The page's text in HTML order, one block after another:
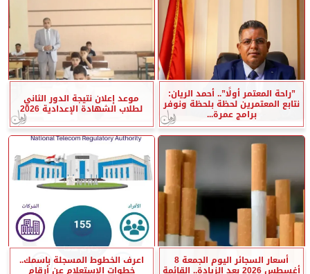
”راحة المعتمر أولًا”.. أحمد الريان:
نتابع المعتمرين لحظة بلحظة ونوفر
برامج عمرة...
موعد إعلان نتيجة الدور الثاني
لطلاب الشهادة الإعدادية 2026
أسعار السجائر اليوم الجمعة 8
أغسطس 2026 بعد الزيادة.. القائمة
اعرف الخطوط المسجلة باسمك..
خطوات الاستعلام عن أرقام